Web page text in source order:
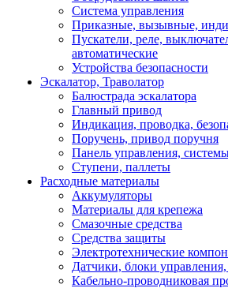
Система управления
Приказные, вызывные,
Пускатели, реле,
автоматические
Устройства безопасности
Эскалатор, Траволатор
Балюстрада эскалатора
Главный привод
Индикация, проводка,
Поручень, привод поручня
Панель управления,
Ступени, паллеты
Расходные материалы
Аккумуляторы
Материалы для крепежа
Смазочные средства
Средства защиты
Электротехнические
Датчики, блоки
Кабельно-проводниковая